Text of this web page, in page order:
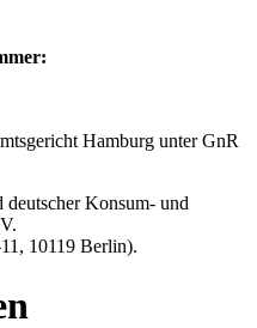
Hamburg unter GnR
Konsum- und
10119 Berlin).